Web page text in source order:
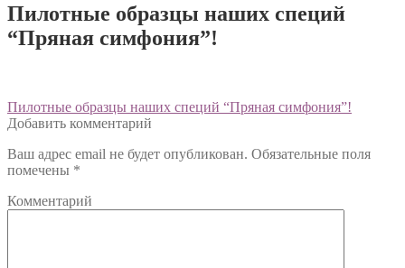
Пилотные образцы наших специй
“Пряная симфония”!
Навигация
по
записям
Предыдущий:
Пилотные образцы наших специй “Пряная симфония”!
Добавить комментарий
Ваш адрес email не будет опубликован. Обязательные поля
помечены *
Комментарий